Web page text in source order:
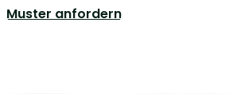
Muster anfordern